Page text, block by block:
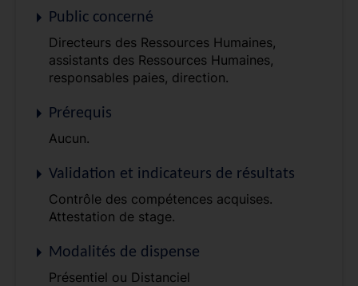
Public concerné
Directeurs des Ressources Humaines,
assistants des Ressources Humaines,
responsables paies, direction.
Prérequis
Aucun.
Validation et indicateurs de résultats
Contrôle des compétences acquises.
Attestation de stage.
Modalités de dispense
Présentiel ou Distanciel